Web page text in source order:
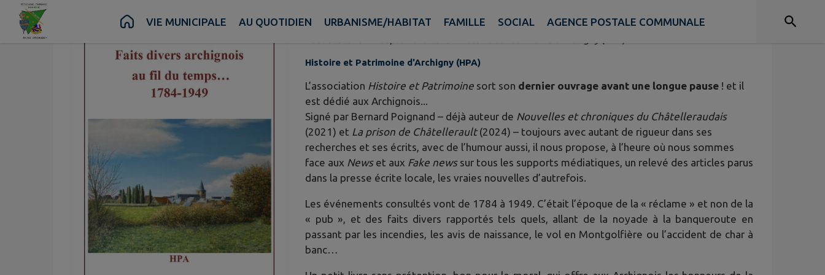
Contenu Recherche Pied de page
VIE MUNICIPALE AU QUOTIDIEN URBANISME/HABITAT FAMILLE SOCIAL AGENCE POSTALE COMMUNALE
1784-1949
Histoire et Patrimoine d'Archigny (HPA)
L’association Histoire et Patrimoine sort son dernier ouvrage avant une longue pause ! et il
est dédié aux Archignois...
Signé par Bernard Poignand – déjà auteur de Nouvelles et chroniques du Châtelleraudais
(2021) et La prison de Châtellerault(2024) – toujours avec autant de rigueur dans ses
recherches et ses écrits, avec de l’humour aussi, il nous propose, à l’heure où nous sommes
face aux Newset aux Fake newssur tous les supports médiatiques, un relevé des articles parus
dans la presse écrite locale, les vraies nouvelles d’autrefois.
Les événements consultés vont de 1784 à 1949. C’était l’époque de la « réclame » et non de la
« pub », et des faits divers rapportés tels quels, allant de la noyade à la banqueroute en
passant par les incendies, les avis de naissance, le vol en Montgolfière ou l’accident de char à
banc…